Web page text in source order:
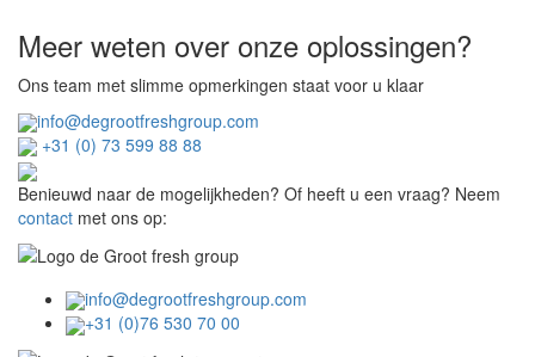
Meer weten over onze oplossingen?
Ons team met slimme opmerkingen staat voor u klaar
info@degrootfreshgroup.com
+31 (0) 73 599 88 88
Benieuwd naar de mogelijkheden? Of heeft u een vraag? Neem
contact met ons op:
info@degrootfreshgroup.com
+31 (0)76 530 70 00